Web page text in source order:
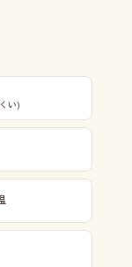
い)